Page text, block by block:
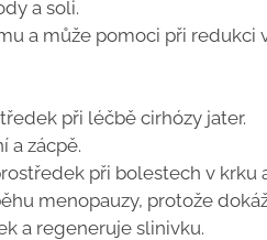
a soli.
a může pomoci při redukci
při léčbě cirhózy jater.
a zácpě.
při bolestech v krku
menopauzy, protože
a regeneruje slinivku.